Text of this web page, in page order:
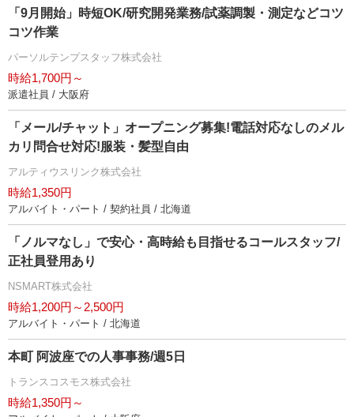
「9月開始」時短OK/研究開発業務/試薬調製・測定などコツ
コツ作業
パーソルテンプスタッフ株式会社
時給1,700円～
派遣社員 / 大阪府
「メール/チャット」オープニング募集!電話対応なしのメル
カリ問合せ対応!服装・髪型自由
アルティウスリンク株式会社
時給1,350円
アルバイト・パート / 契約社員 / 北海道
「ノルマなし」で安心・高時給も目指せるコールスタッフ/
正社員登用あり
NSMART株式会社
時給1,200円～2,500円
アルバイト・パート / 北海道
本町 阿波座での人事事務/週5日
トランスコスモス株式会社
時給1,350円～